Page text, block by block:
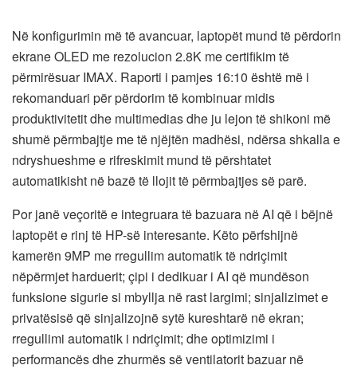
Në konfigurimin më të avancuar, laptopët mund të përdorin
ekrane OLED me rezolucion 2.8K me certifikim të
përmirësuar IMAX. Raporti i pamjes 16:10 është më i
rekomanduari për përdorim të kombinuar midis
produktivitetit dhe multimedias dhe ju lejon të shikoni më
shumë përmbajtje me të njëjtën madhësi, ndërsa shkalla e
ndryshueshme e rifreskimit mund të përshtatet
automatikisht në bazë të llojit të përmbajtjes së parë.
Por janë veçoritë e integruara të bazuara në AI që i bëjnë
laptopët e rinj të HP-së interesante. Këto përfshijnë
kamerën 9MP me rregullim automatik të ndriçimit
nëpërmjet harduerit; çipi i dedikuar i AI që mundëson
funksione sigurie si mbyllja në rast largimi; sinjalizimet e
privatësisë që sinjalizojnë sytë kureshtarë në ekran;
rregullimi automatik i ndriçimit; dhe optimizimi i
performancës dhe zhurmës së ventilatorit bazuar në